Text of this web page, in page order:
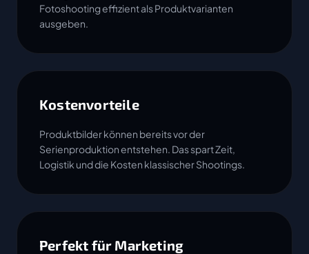
Fotoshooting effizient als Produktvarianten
ausgeben.
Kostenvorteile
Produktbilder können bereits vor der
Serienproduktion entstehen. Das spart Zeit,
Logistik und die Kosten klassischer Shootings.
Perfekt für Marketing